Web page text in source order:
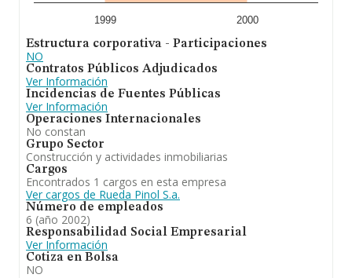
1999 2000
Estructura corporativa - Participaciones
NO
Contratos Públicos Adjudicados
Ver Información
Incidencias de Fuentes Públicas
Ver Información
Operaciones Internacionales
No constan
Grupo Sector
Construcción y actividades inmobiliarias
Cargos
Encontrados 1 cargos en esta empresa
Ver cargos de Rueda Pinol S.a.
Número de empleados
6 (año 2002)
Responsabilidad Social Empresarial
Ver Información
Cotiza en Bolsa
NO